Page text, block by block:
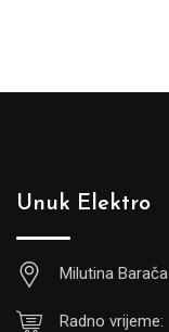
Unuk Elektro
Milutina
Radno vrijeme: